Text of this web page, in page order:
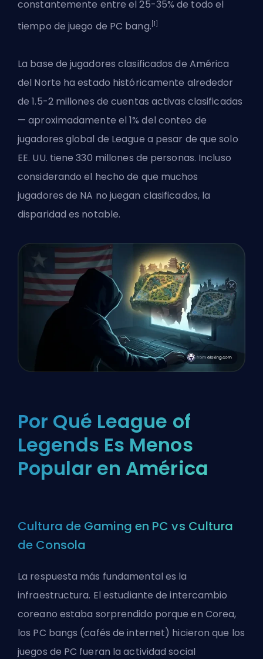
constantemente entre el 25-35% de todo el
tiempo de juego de PC bang. [1]
La base de jugadores clasificados de América
del Norte ha estado históricamente alrededor
de 1.5-2 millones de cuentas activas clasificadas
— aproximadamente el 1% del conteo de
jugadores global de League a pesar de que solo
EE. UU. tiene 330 millones de personas. Incluso
considerando el hecho de que muchos
jugadores de NA no juegan clasificados, la
disparidad es notable.
Por Qué League of
Legends Es Menos
Popular en América
Cultura de Gaming en PC vs Cultura
de Consola
La respuesta más fundamental es la
infraestructura. El estudiante de intercambio
coreano estaba sorprendido porque en Corea,
los PC bangs (cafés de internet) hicieron que los
juegos de PC fueran la actividad social